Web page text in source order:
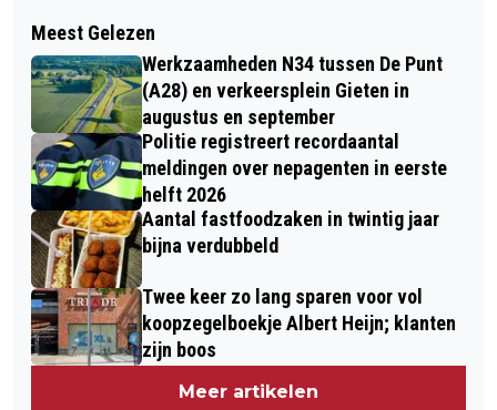
BABYBOOM IN DRENTHE: MIDDEN-
DRENTHE KOPLOPER
GASLEKKAGE DOOR
GRAAFWERKZAAMHEDEN IN
VOORTUIN ZUIDLAREN
Meest Gelezen
Werkzaamheden N34 tussen De Punt
(A28) en verkeersplein Gieten in
augustus en september
Politie registreert recordaantal
meldingen over nepagenten in eerste
helft 2026
Aantal fastfoodzaken in twintig jaar
bijna verdubbeld
Twee keer zo lang sparen voor vol
koopzegelboekje Albert Heijn; klanten
zijn boos
Meer artikelen